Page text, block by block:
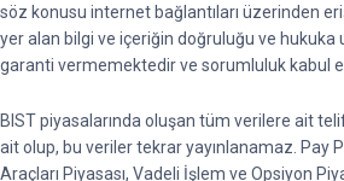
söz konusu internet bağlantıları üzerinden
yer alan bilgi ve içeriğin doğruluğu ve hukuka
garanti vermemektedir ve sorumluluk kabul
BIST piyasalarında oluşan tüm verilere ait
ait olup, bu veriler tekrar yayınlanamaz. Pay
Araçları Piyasası, Vadeli İşlem ve Opsiyon